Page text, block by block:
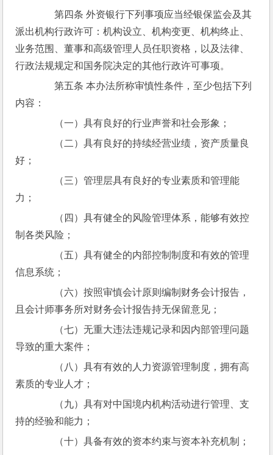
第四条 外资银行下列事项应当经银保监会及其
派出机构行政许可：机构设立、机构变更、机构终止、
业务范围、董事和高级管理人员任职资格，以及法律、
行政法规规定和国务院决定的其他行政许可事项。
第五条 本办法所称审慎性条件，至少包括下列
内容：
（一）具有良好的行业声誉和社会形象；
（二）具有良好的持续经营业绩，资产质量良
好；
（三）管理层具有良好的专业素质和管理能
力；
（四）具有健全的风险管理体系，能够有效控
制各类风险；
（五）具有健全的内部控制制度和有效的管理
信息系统；
（六）按照审慎会计原则编制财务会计报告，
且会计师事务所对财务会计报告持无保留意见；
（七）无重大违法违规记录和因内部管理问题
导致的重大案件；
（八）具有有效的人力资源管理制度，拥有高
素质的专业人才；
（九）具有对中国境内机构活动进行管理、支
持的经验和能力；
（十）具备有效的资本约束与资本补充机制；